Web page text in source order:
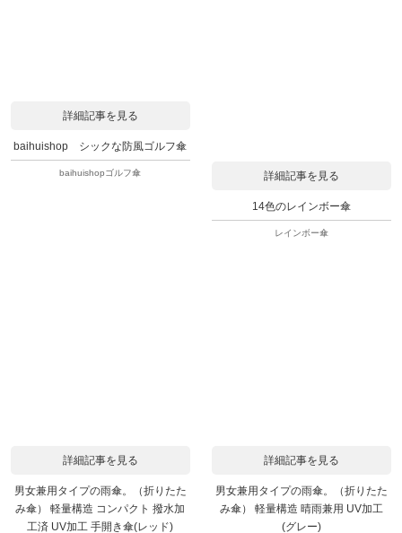
詳細記事を見る
baihuishop シックな防風ゴルフ傘
baihuishopゴルフ傘 詳細記事を見る
14色のレインボー傘
レインボー傘
詳細記事を見る
男女兼用タイプの雨傘。（折りたた
み傘） 軽量構造 コンパクト 撥水加
工済 UV加工 手開き傘(レッド)
詳細記事を見る
男女兼用タイプの雨傘。（折りたた
み傘） 軽量構造 晴雨兼用 UV加工
(グレー)